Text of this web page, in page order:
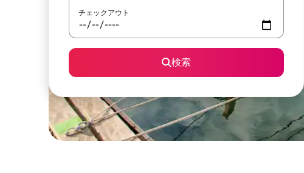
チェックアウト
検索